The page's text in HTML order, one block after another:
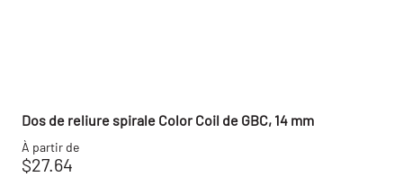
Dos de reliure spirale Color Coil de GBC, 14 mm
À partir de
$27.64